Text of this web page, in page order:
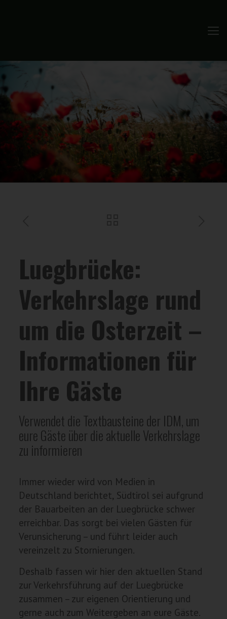
Luegbrücke:
Verkehrslage rund
um die Osterzeit –
Informationen für
Ihre Gäste
Verwendet die Textbausteine der IDM, um
eure Gäste über die aktuelle Verkehrslage
zu informieren
Immer wieder wird von Medien in
Deutschland berichtet, Südtirol sei aufgrund
der Bauarbeiten an der Luegbrücke schwer
erreichbar. Das sorgt bei vielen Gästen für
Verunsicherung – und führt leider auch
vereinzelt zu Stornierungen.
Deshalb fassen wir hier den aktuellen Stand
zur Verkehrsführung auf der Luegbrücke
zusammen – zur eigenen Orientierung und
gerne auch zum Weitergeben an eure Gäste.